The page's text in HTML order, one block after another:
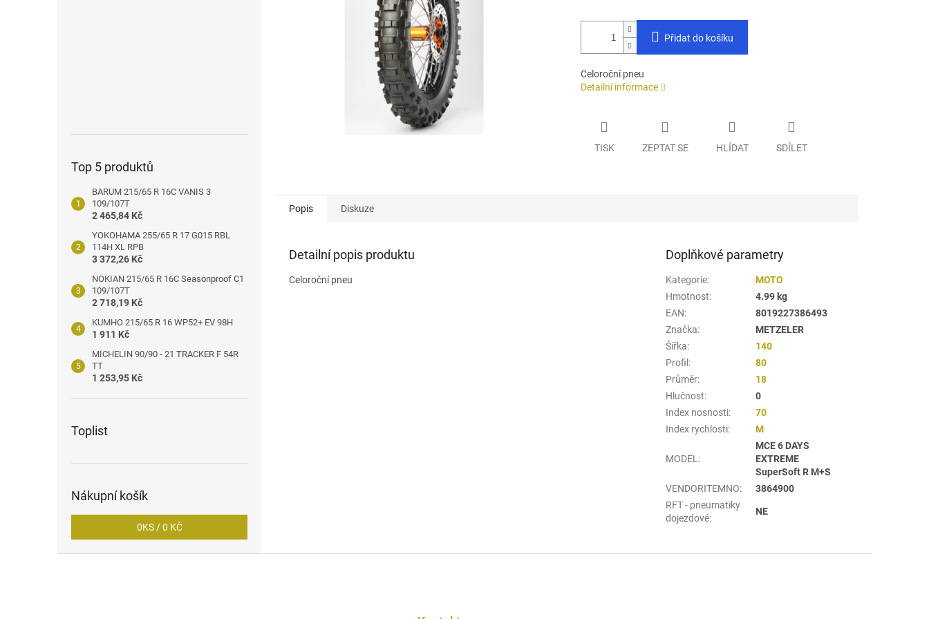
Top 5 produktů
BARUM 215/65 R 16C VANIS 3
109/107T
2 465,84 Kč
YOKOHAMA 255/65 R 17 G015 RBL
114H XL RPB
3 372,26 Kč
NOKIAN 215/65 R 16C Seasonproof C1
109/107T
2 718,19 Kč
KUMHO 215/65 R 16 WP52+ EV 98H
1 911 Kč
MICHELIN 90/90 - 21 TRACKER F 54R
TT
1 253,95 Kč
Toplist
Nákupní košík
0KS /0 KČ
Přidat do košíku
Celoroční pneu
Detailní informace
TISK ZEPTAT SE HLÍDAT SDÍLET
Popis Diskuze
Detailní popis produktu
Celoroční pneu
Doplňkové parametry
Kategorie:
MOTO
Hmotnost:
4.99 kg
EAN:
8019227386493
Značka:
METZELER
Šířka:
140
Profil :
80
Průměr:
18
Hlučnost:
0
Index nosnosti:
70
Index rychlosti: M
MODEL :
MCE 6 DAYS
EXTREME
SuperSoft R M+S
VENDORITEMNO:
3864900
RFT - pneumatiky
dojezdové:
NE